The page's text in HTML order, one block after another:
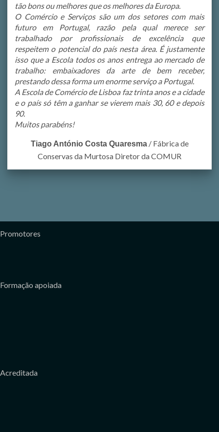
tão bons ou melhores que os melhores da Europa.
O Comércio e Serviços são um dos setores com mais
futuro em Portugal, razão pela qual merece ser
trabalhado por profissionais de excelência que
respeitem o potencial do país nesta área. É justamente
isso que a Escola todos os anos entrega ao mercado de
trabalho: embaixadores da arte de bem receber,
prestando dessa forma um enorme serviço a Portugal.
A Escola de Comércio de Lisboa faz trinta anos e a cidade
e o país só têm a ganhar se vierem mais 30, 60 e depois
90.
Muitos parabéns!
Tiago António Costa Quaresma / Fábrica de
Conservas da Murtosa Diretor da COMUR
Promotores
Formação apoiada
Acreditada